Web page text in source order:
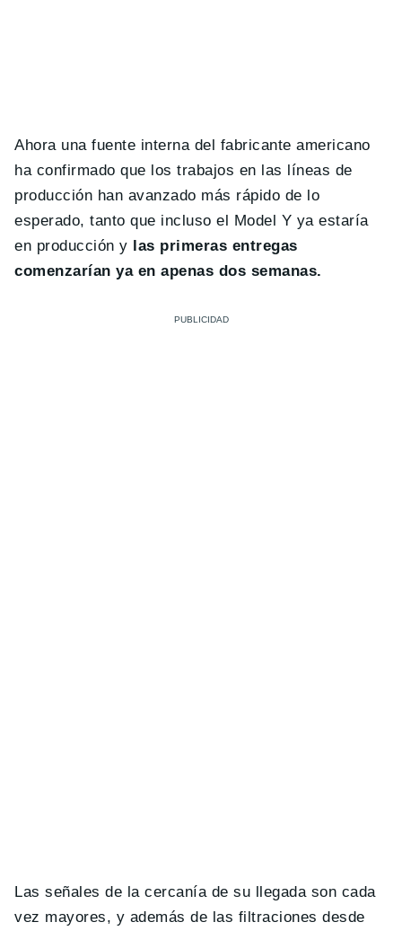
Ahora una fuente interna del fabricante americano
ha confirmado que los trabajos en las líneas de
producción han avanzado más rápido de lo
esperado, tanto que incluso el Model Y ya estaría
en producción y las primeras entregas
comenzarían ya en apenas dos semanas.
Las señales de la cercanía de su llegada son cada
vez mayores, y además de las filtraciones desde